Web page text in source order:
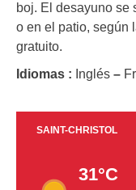
boj. El desayuno se
o en el patio, según
gratuito.
Idiomas : Inglés –